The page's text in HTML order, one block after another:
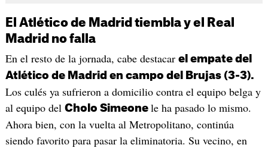
El Atlético de Madrid tiembla y el Real
Madrid no falla
En el resto de la jornada, cabe destacar el empate del
Atlético de Madrid en campo del Brujas (3-3).
Los culés ya sufrieron a domicilio contra el equipo belga y
al equipo del Cholo Simeone le ha pasado lo mismo.
Ahora bien, con la vuelta al Metropolitano, continúa
siendo favorito para pasar la eliminatoria. Su vecino, en